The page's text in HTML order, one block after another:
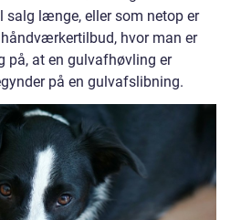
længe, eller som netop er
hvor man er
på, at en gulvafhøvling er
på en gulvafslibning.